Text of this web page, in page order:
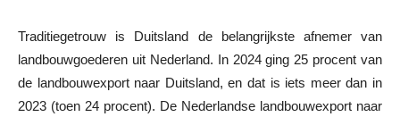
Traditiegetrouw is Duitsland de belangrijkste afnemer van
landbouwgoederen uit Nederland. In 2024 ging 25 procent van
de landbouwexport naar Duitsland, en dat is iets meer dan in
2023 (toen 24 procent). De Nederlandse landbouwexport naar